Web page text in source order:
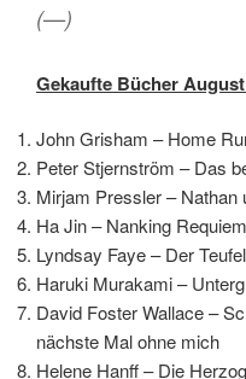
(—)
Gekaufte Bücher
John Grisham – Home
Peter Stjernström – Das
Mirjam Pressler – Nathan
Ha Jin – Nanking Requiem
Lyndsay Faye – Der
Haruki Murakami –
David Foster Wallace –
nächste Mal ohne mich
Helene Hanff – Die